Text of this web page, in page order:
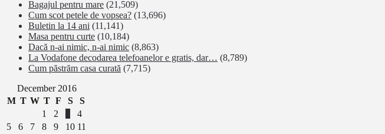
Bagajul pentru mare (21,509)
Cum scot petele de vopsea? (13,696)
Buletin la 14 ani (11,141)
Masa pentru curte (10,184)
Dacă n-ai nimic, n-ai nimic (8,863)
La Vodafone decodarea telefoanelor e gratis, dar… (8,789)
Cum păstrăm casa curată (7,715)
December 2016
M T W T F S
S
1
2
4
5
6 7 8 9 10 11